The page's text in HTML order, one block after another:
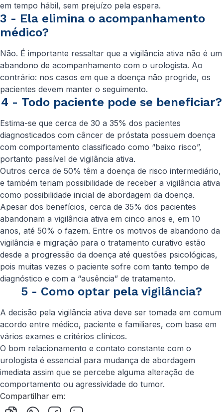
em tempo hábil, sem prejuízo pela espera.
3 - Ela elimina o acompanhamento
médico?
Não. É importante ressaltar que a vigilância ativa não é um
abandono de acompanhamento com o urologista. Ao
contrário: nos casos em que a doença não progride, os
pacientes devem manter o seguimento.
4 - Todo paciente pode se beneficiar?
Estima-se que cerca de 30 a 35% dos pacientes
diagnosticados com câncer de próstata possuem doença
com comportamento classificado como “baixo risco”,
portanto passível de vigilância ativa.
Outros cerca de 50% têm a doença de risco intermediário,
e também teriam possibilidade de receber a vigilância ativa
como possibilidade inicial de abordagem da doença.
Apesar dos benefícios, cerca de 35% dos pacientes
abandonam a vigilância ativa em cinco anos e, em 10
anos, até 50% o fazem. Entre os motivos de abandono da
vigilância e migração para o tratamento curativo estão
desde a progressão da doença até questões psicológicas,
pois muitas vezes o paciente sofre com tanto tempo de
diagnóstico e com a “ausência” de tratamento.
5 - Como optar pela vigilância?
A decisão pela vigilância ativa deve ser tomada em comum
acordo entre médico, paciente e familiares, com base em
vários exames e critérios clínicos.
O bom relacionamento e contato constante com o
urologista é essencial para mudança de abordagem
imediata assim que se percebe alguma alteração de
comportamento ou agressividade do tumor.
Compartilhar em: